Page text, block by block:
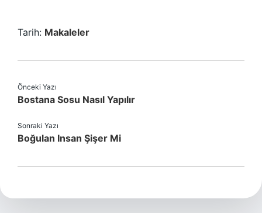
Tarih: Makaleler
Önceki Yazı
Bostana Sosu Nasıl Yapılır
Sonraki Yazı
Boğulan Insan Şişer Mi